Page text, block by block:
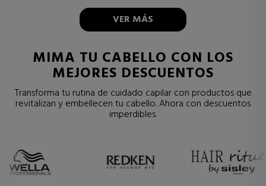
VER MÁS
MIMA TU CABELLO CON LOS
MEJORES DESCUENTOS
Transforma tu rutina de cuidado capilar con productos que
revitalizan y embellecen tu cabello. Ahora con descuentos
imperdibles.